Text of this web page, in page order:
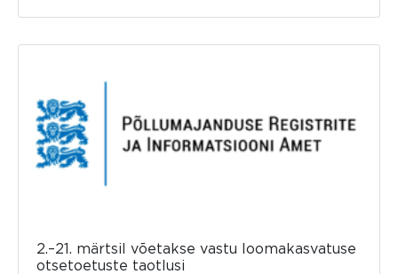
2.–21. märtsil võetakse vastu loomakasvatuse
otsetoetuste taotlusi